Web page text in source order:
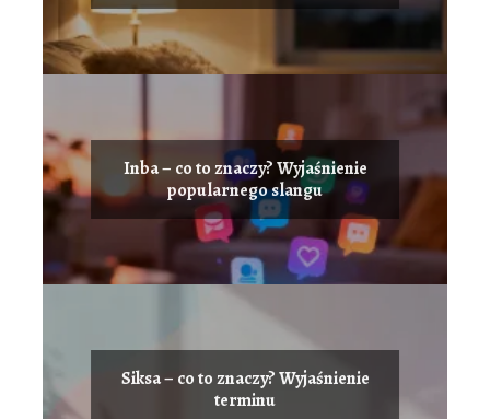
Inba – co to znaczy? Wyjaśnienie
popularnego slangu
Siksa – co to znaczy? Wyjaśnienie
terminu